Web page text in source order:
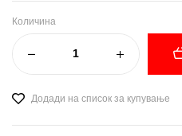
Количина
Додади на список за купување